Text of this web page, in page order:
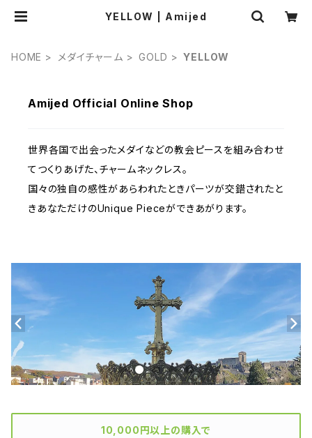
YELLOW | Amijed
HOME メダイチャーム GOLD YELLOW
Amijed Official Online Shop
世界各国で出会ったメダイなどの教会ピースを組み合わせ
てつくりあげた、チャームネックレス。
国々の独自の感性があらわれたときパーツが交錯されたと
きあなただけのUnique Pieceができあがります。
10,000円以上の購入で